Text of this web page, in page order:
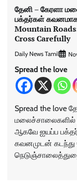
தேனி – கேரளா
பக்தர்கள் கவனமாக
Mountain
Cross Carefully
Daily News Tamil
Spread the love
Spread the love
மலைச்சாலைகளில்
ஆகவே ஐயப்ப
கவனமுடன்